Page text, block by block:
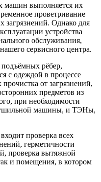
машин выполняется их
проветривание
загрязнений. Однако для
устройства
обслуживания,
сервисного центра.
подъёмных рёбер,
с одеждой в процессе
от загрязнений,
предметов из
при необходимости
машины, и ТЭНы,
проверка всех
герметичности
проверка вытяжной
и помещения, в котором